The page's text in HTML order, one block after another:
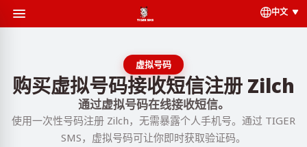
中文
虚拟号码
购买虚拟号码接收短信注册 Zilch
通过虚拟号码在线接收短信。
使用一次性号码注册 Zilch，无需暴露个人手机号。通过 TIGER
SMS，虚拟号码可让你即时获取验证码。